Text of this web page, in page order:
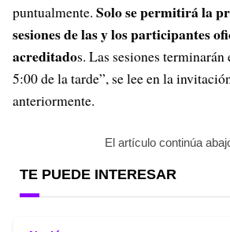
puntualmente. Solo se permitirá la
sesiones de las y los participantes
acreditados. Las sesiones
5:00 de la tarde”, se lee en la
anteriormente.
El artículo continúa
TE PUEDE INTERESAR